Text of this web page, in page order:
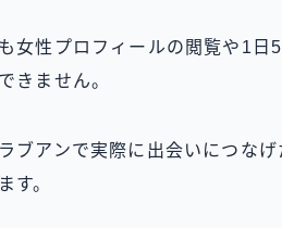
女性プロフィールの閲覧や1日
きません。
ブアンで実際に出会いにつな
す。